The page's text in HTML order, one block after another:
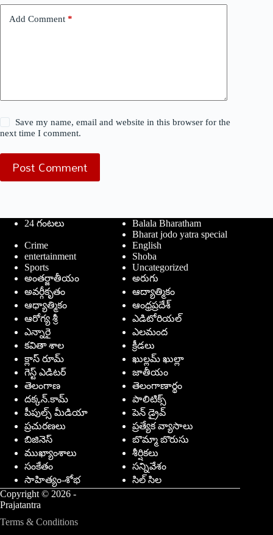
Add Comment *
Save my name, email and website in this browser for the
next time I comment.
Post Comment
24 గంటలు
Balala Bharatham
Bharat jodo yatra special
Crime
English
entertainment
Shoba
Sports
Uncategorized
అంతర్జాతీయం
అరుగు
అవర్గీకృతం
ఆద్యాత్మికం
ఆధ్యాత్మికం
ఆంధ్రప్రదేశ్
ఆరోగ్య శ్రీ
ఎడిటోరియల్
ఎన్నారై
ఎలమంద
కవితా శాల
క్రీడలు
క్లాస్ రూమ్
ఖుల్లమ్ ఖుల్లా
గెస్ట్ ఎడిటర్
జాతీయం
తెలంగాణ
తెలంగాణార్థం
దక్కన్.కామ్
పాలిటిక్స్
పీపుల్స్ ‌మీడియా
పెన్ డ్రైవ్
ప్రచురణలు
ప్రత్యేక వ్యాసాలు
బిజినెస్
బొమ్మా బొరుసు
ముఖ్యాంశాలు
శీర్షికలు
సంకేతం
సన్నివేశం
సాహిత్యం-శోభ
సిల్ సిల
Copyright © 2026 -
Prajatantra
Terms & Conditions